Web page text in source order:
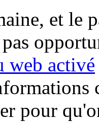
et le
web activé
pour